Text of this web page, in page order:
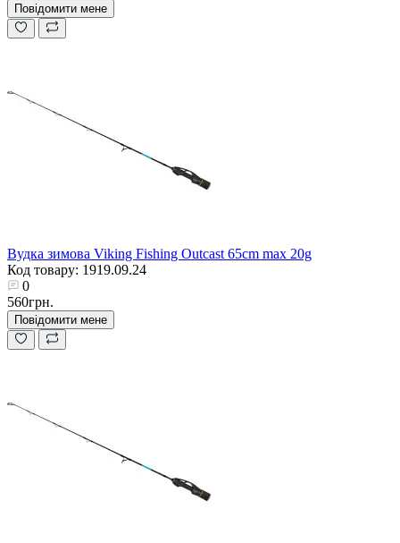
Повідомити мене
Вудка зимова Viking Fishing Outcast 65cm max 20g
Код товару: 1919.09.24
0
560грн.
Повідомити мене